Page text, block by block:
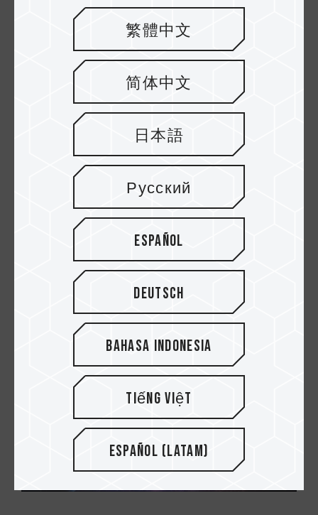
rendimiento en una ranura PCIe 5.0. Pero no te
preocupes, aunque tu placa base solo sea
compatible con PCIe 4.0, los dispositivos PCIe
son compatibles con versiones anteriores, por
lo que un SSD Gen 5 seguirá funcionando en
una ranura PCIe 4.0, aunque lo hará a
velocidades Gen 4.
2. Gestión térmica
La mayoría de los SSD de quinta generación
requieren un disipador térmico considerable (a
veces incluso refrigeración activa). Sin una
refrigeración adecuada, la temperatura de los
SSD puede aumentar rápidamente, lo que
provoca una ralentización térmica que puede
reducir significativamente el rendimiento
durante las transferencias de datos
prolongadas.
繁體中文
简体中文
日本語
Русский
Español
Deutsch
Bahasa Indonesia
Tiếng Việt
Español (Latam)